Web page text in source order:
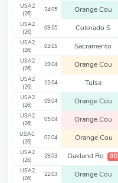
USA2
(26)
24.05 Orange Cou
USA2
(26)
09.05 Colorado S
USA2
(26)
03.05 Sacramento
USA2
(26)
19.04 Orange Cou
USA2
(26)
12.04 Tulsa
USA2
(26)
09.04 Orange Cou
USA2
(26)
05.04 Orange Cou
USAC
(26)
02.04 Orange Cou
USA2
(26)
29.03 Oakland Ro 90
USA2
(26)
22.03 Orange Cou